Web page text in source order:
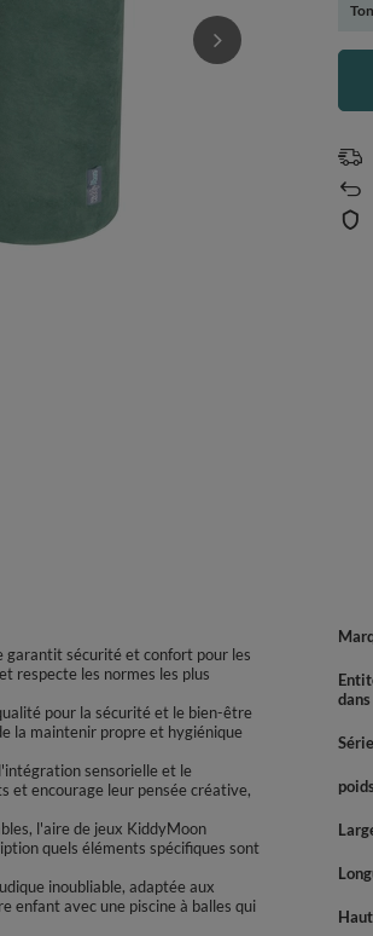
garantit sécurité et confort pour les
respecte les normes les plus
pour la sécurité et le bien-être
la maintenir propre et hygiénique
sensorielle et le
et encourage leur pensée créative,
l'aire de jeux KiddyMoon
quels éléments spécifiques sont
inoubliable, adaptée aux
enfant avec une piscine à balles qui